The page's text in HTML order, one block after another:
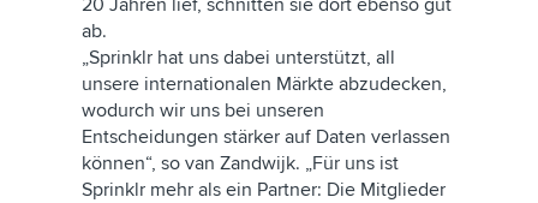
20 Jahren lief, schnitten sie dort ebenso gut
ab.
„Sprinklr hat uns dabei unterstützt, all
unsere internationalen Märkte abzudecken,
wodurch wir uns bei unseren
Entscheidungen stärker auf Daten verlassen
können“, so van Zandwijk. „Für uns ist
Sprinklr mehr als ein Partner: Die Mitglieder